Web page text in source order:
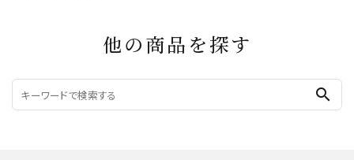
他の商品を探す
search